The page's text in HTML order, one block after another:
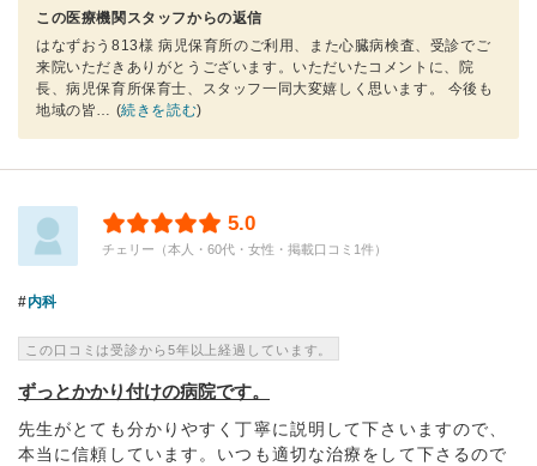
この医療機関スタッフからの返信
はなずおう813様 病児保育所のご利用、また心臓病検査、受診でご
来院いただきありがとうございます。いただいたコメントに、院
長、病児保育所保育士、スタッフ一同大変嬉しく思います。 今後も
地域の皆… (続きを読む)
5.0
チェリー（本人・60代・女性・掲載口コミ1件）
内科
この口コミは受診から5年以上経過しています。
ずっとかかり付けの病院です。
先生がとても分かりやすく丁寧に説明して下さいますので、
本当に信頼しています。いつも適切な治療をして下さるので